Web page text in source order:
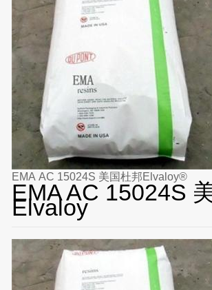
EMA AC 15024S 美国杜邦Elvaloy®
EMA AC 15024S
Elvaloy